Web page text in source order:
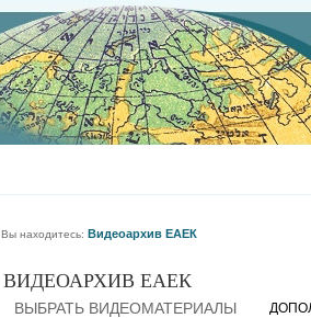
Вы находитесь: Видеоархив ЕАЕК
ВИДЕОАРХИВ ЕАЕК
ВЫБРАТЬ ВИДЕОМАТЕРИАЛЫ